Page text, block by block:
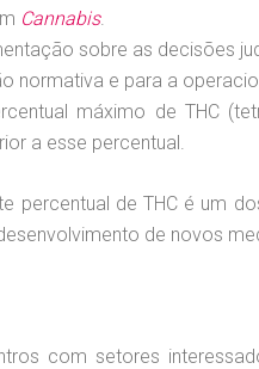
Cannabis.
sobre as decisões
normativa e para a
máximo de THC
a esse percentual.
percentual de THC é um
de novos
com setores